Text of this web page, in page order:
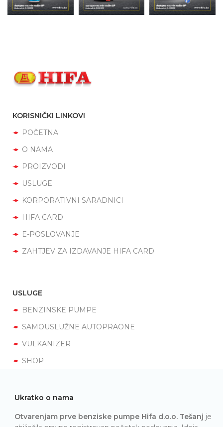
KORISNIČKI LINKOVI
POČETNA
O NAMA
PROIZVODI
USLUGE
KORPORATIVNI SARADNICI
HIFA CARD
E-POSLOVANJE
ZAHTJEV ZA IZDAVANJE HIFA CARD
USLUGE
BENZINSKE PUMPE
SAMOUSLUŽNE AUTOPRAONE
VULKANIZER
SHOP
Ukratko o nama
Otvarenjam prve benziske pumpe Hifa d.o.o. Tešanj je